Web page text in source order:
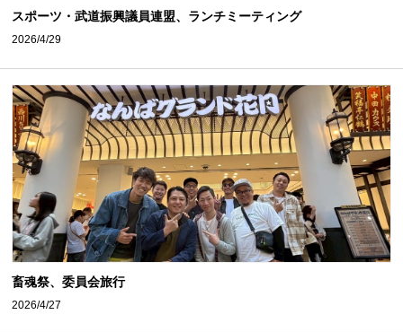
スポーツ・武道振興議員連盟、ランチミーティング
2026/4/29
畜魂祭、委員会旅行
2026/4/27